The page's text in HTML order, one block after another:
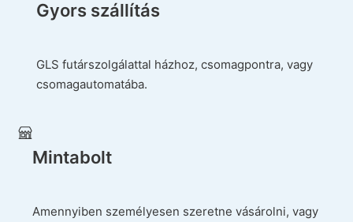
Gyors szállítás
GLS futárszolgálattal házhoz, csomagpontra, vagy
csomagautomatába.
Mintabolt
Amennyiben személyesen szeretne vásárolni, vagy